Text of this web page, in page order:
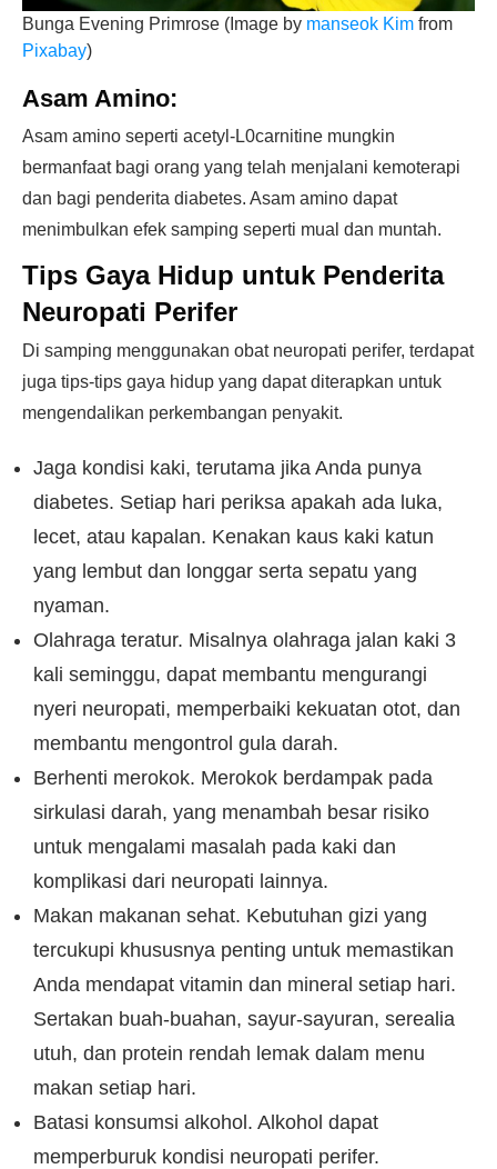
Bunga Evening Primrose (Image by manseok Kim from
Pixabay)
Asam Amino:
Asam amino seperti acetyl-L0carnitine mungkin
bermanfaat bagi orang yang telah menjalani kemoterapi
dan bagi penderita diabetes. Asam amino dapat
menimbulkan efek samping seperti mual dan muntah.
Tips Gaya Hidup untuk Penderita
Neuropati Perifer
Di samping menggunakan obat neuropati perifer, terdapat
juga tips-tips gaya hidup yang dapat diterapkan untuk
mengendalikan perkembangan penyakit.
Jaga kondisi kaki, terutama jika Anda punya
diabetes. Setiap hari periksa apakah ada luka,
lecet, atau kapalan. Kenakan kaus kaki katun
yang lembut dan longgar serta sepatu yang
nyaman.
Olahraga teratur. Misalnya olahraga jalan kaki 3
kali seminggu, dapat membantu mengurangi
nyeri neuropati, memperbaiki kekuatan otot, dan
membantu mengontrol gula darah.
Berhenti merokok. Merokok berdampak pada
sirkulasi darah, yang menambah besar risiko
untuk mengalami masalah pada kaki dan
komplikasi dari neuropati lainnya.
Makan makanan sehat. Kebutuhan gizi yang
tercukupi khususnya penting untuk memastikan
Anda mendapat vitamin dan mineral setiap hari.
Sertakan buah-buahan, sayur-sayuran, serealia
utuh, dan protein rendah lemak dalam menu
makan setiap hari.
Batasi konsumsi alkohol. Alkohol dapat
memperburuk kondisi neuropati perifer.